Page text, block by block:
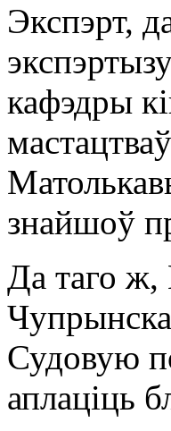
Экспэрт,
кафэдры
знайшоў
Да таго ж,
Судовую
аплаціць